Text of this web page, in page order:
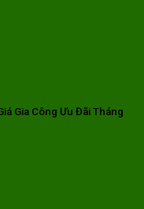
Gia Công Ưu Đãi Tháng